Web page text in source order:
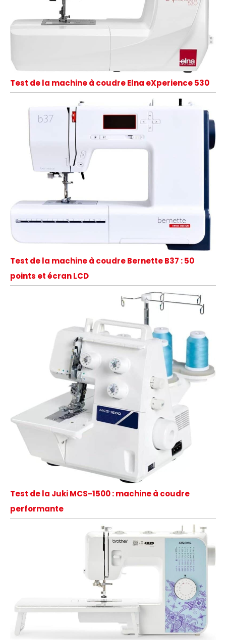
Test de la machine à coudre Elna eXperience 530
Test de la machine à coudre Bernette B37 : 50
points et écran LCD
Test de la Juki MCS-1500 : machine à coudre
performante